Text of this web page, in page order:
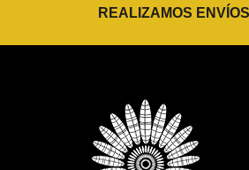
REALIZAMOS